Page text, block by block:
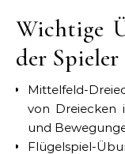
Wichtige
der Spieler
Mittelfeld-
von Dreiecken
und
Flügelspiel-